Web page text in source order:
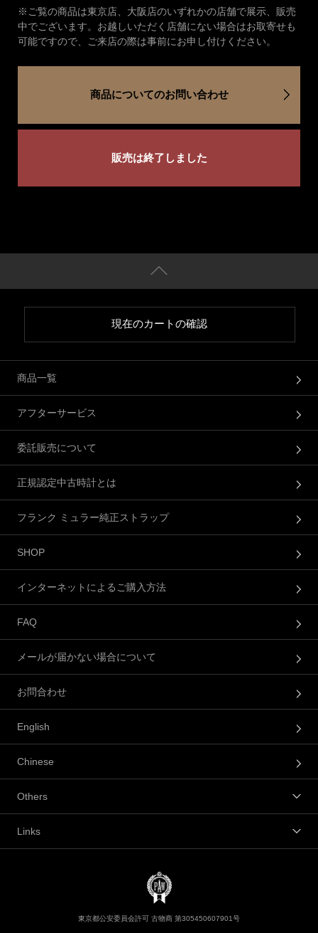
※ご覧の商品は東京店、大阪店のいずれかの店舗で展示、販売
中でございます。お越しいただく店舗にない場合はお取寄せも
可能ですので、ご来店の際は事前にお申し付けください。
商品についてのお問い合わせ
販売は終了しました
現在のカートの確認
商品一覧
アフターサービス
委託販売について
正規認定中古時計とは
フランク ミュラー純正ストラップ
SHOP
インターネットによるご購入方法
FAQ
メールが届かない場合について
お問合わせ
English
Chinese
Others
Links
東京都公安委員会許可 古物商 第305450607901号